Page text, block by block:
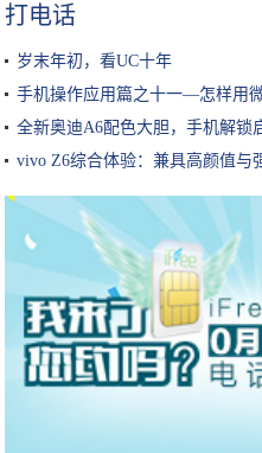
打电话
岁末年初，看UC十年
手机操作应用篇之十一—怎样用
全新奥迪A6配色大胆，手机解锁
了
vivo Z6综合体验：兼具高颜值与